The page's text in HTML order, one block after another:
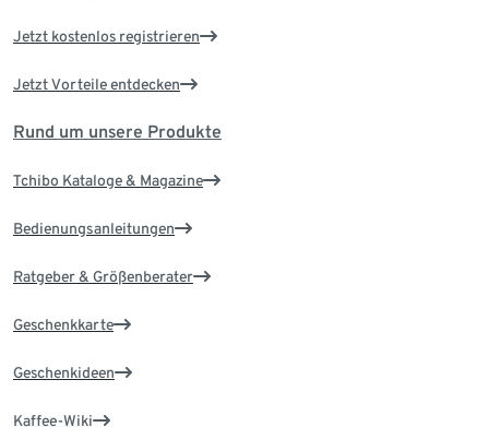
Jetzt kostenlos registrieren
Jetzt Vorteile entdecken
Rund um unsere Produkte
Tchibo Kataloge & Magazine
Bedienungsanleitungen
Ratgeber & Größenberater
Geschenkkarte
Geschenkideen
Kaffee-Wiki